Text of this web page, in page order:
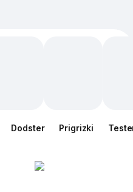
Dodster Prigrizki